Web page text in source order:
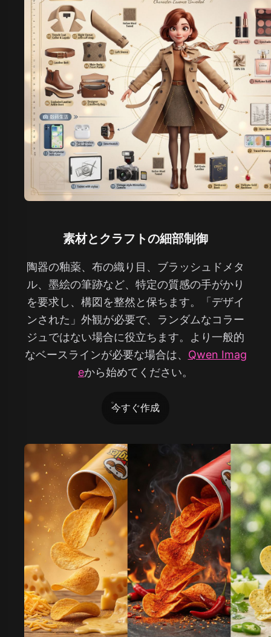
素材とクラフトの細部制御
陶器の釉薬、布の織り目、ブラッシュドメタ
ル、墨絵の筆跡など、特定の質感の手がかり
を要求し、構図を整然と保ちます。「デザイ
ンされた」外観が必要で、ランダムなコラー
ジュではない場合に役立ちます。より一般的
なベースラインが必要な場合は、 Qwen Imag
eから始めてください。
今すぐ作成